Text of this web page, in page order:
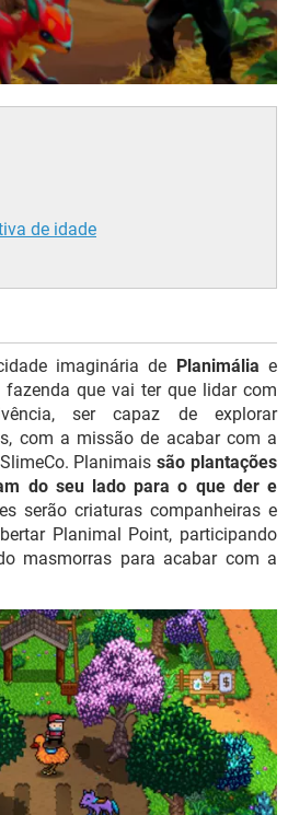
de idade
imaginária de Planimália e
que vai ter que lidar com
ser capaz de explorar
com a missão de acabar com a
Planimaissão plantações
do seu lado para o que der e
serão criaturas companheiras e
Planimal Point, participando
masmorras para acabar com a